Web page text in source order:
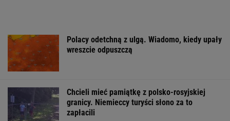
Polacy odetchną z ulgą. Wiadomo, kiedy upały
wreszcie odpuszczą
Chcieli mieć pamiątkę z polsko-rosyjskiej
granicy. Niemieccy turyści słono za to
zapłacili